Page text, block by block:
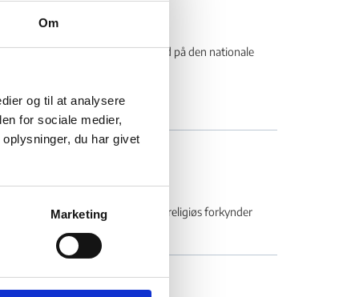
Om
og til at analysere
for sociale medier,
du har givet
Marketing
om at optage en tyrkisk mand på den nationale
over tre år
afslag på opholdstilladelse som religiøs forkynder